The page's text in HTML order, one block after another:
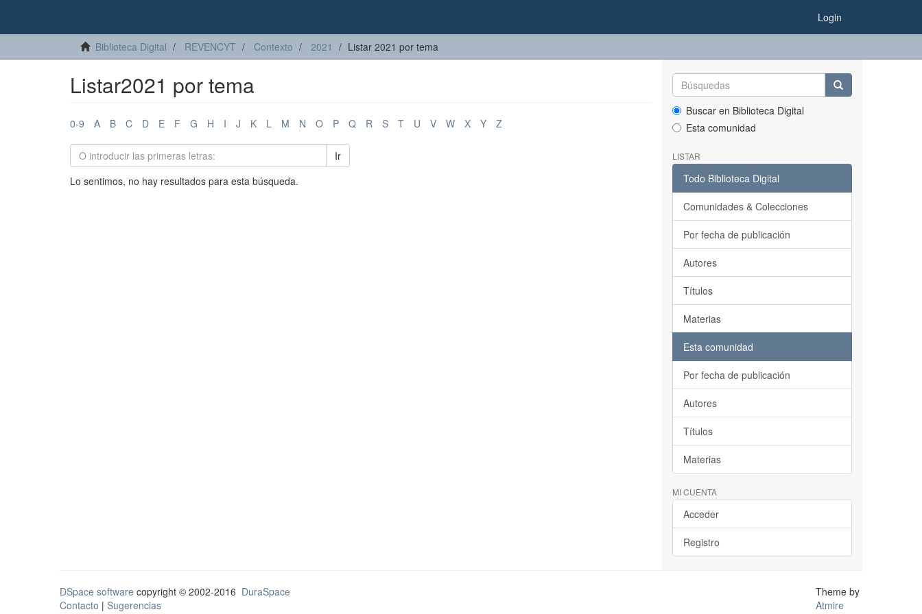
Login
Biblioteca Digital REVENCYT Contexto 2021 Listar 2021 por tema
Listar2021 por tema
0-9 A B C D E F G H I J K L M N O P Q R S T U V W X Y Z
Ir
Lo sentimos, no hay resultados para esta búsqueda.
Buscar en Biblioteca Digital
Esta comunidad
LISTAR
Todo Biblioteca Digital
Comunidades & Colecciones
Por fecha de publicación
Autores
Títulos
Materias
Esta comunidad
Por fecha de publicación
Autores
Títulos
Materias
MI CUENTA
Acceder
Registro
DSpace software copyright © 2002-2016 DuraSpace
Contacto | Sugerencias
Theme by
Atmire